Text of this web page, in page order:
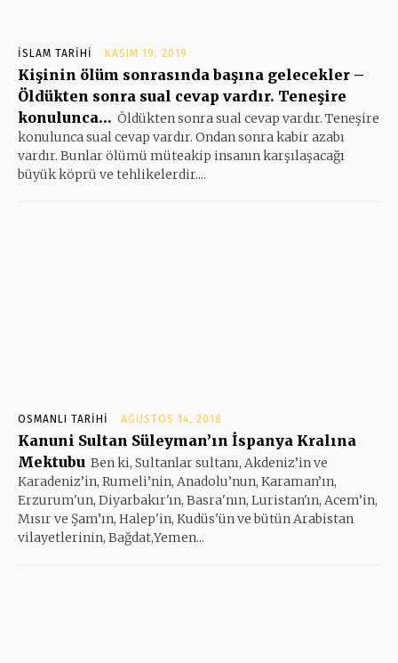
İSLAM TARIHI KASIM 19, 2019
Kişinin ölüm sonrasında başına gelecekler –
Öldükten sonra sual cevap vardır. Teneşire
konulunca… Öldükten sonra sual cevap vardır. Teneşire
konulunca sual cevap vardır. Ondan sonra kabir azabı
vardır. Bunlar ölümü müteakip insanın karşılaşacağı
büyük köprü ve tehlikelerdir....
OSMANLI TARIHI AĞUSTOS 14, 2018
Kanuni Sultan Süleyman’ın İspanya Kralına
Mektubu Ben ki, Sultanlar sultanı, Akdeniz’in ve
Karadeniz’in, Rumeli’nin, Anadolu’nun, Karaman’ın,
Erzurum'un, Diyarbakır'ın, Basra'nın, Luristan'ın, Acem’in,
Mısır ve Şam’ın, Halep'in, Kudüs'ün ve bütün Arabistan
vilayetlerinin, Bağdat,Yemen...